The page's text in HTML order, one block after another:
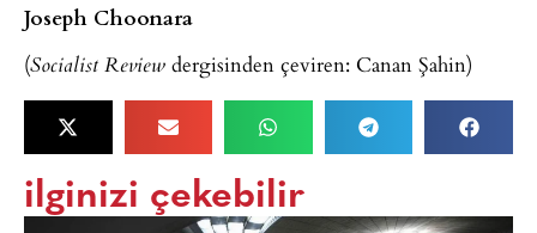
Joseph Choonara
(Socialist Review dergisinden çeviren: Canan Şahin)
ilginizi çekebilir